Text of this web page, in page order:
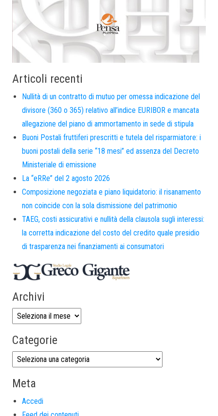
Articoli recenti
Nullità di un contratto di mutuo per omessa indicazione del
divisore (360 o 365) relativo all’indice EURIBOR e mancata
allegazione del piano di ammortamento in sede di stipula
Buoni Postali fruttiferi prescritti e tutela del risparmiatore: i
buoni postali della serie “18 mesi” ed assenza del Decreto
Ministeriale di emissione
La “eRRe” del 2 agosto 2026
Composizione negoziata e piano liquidatorio: il risanamento
non coincide con la sola dismissione del patrimonio
TAEG, costi assicurativi e nullità della clausola sugli interessi:
la corretta indicazione del costo del credito quale presidio
di trasparenza nei finanziamenti ai consumatori
Archivi
Categorie
Meta
Accedi